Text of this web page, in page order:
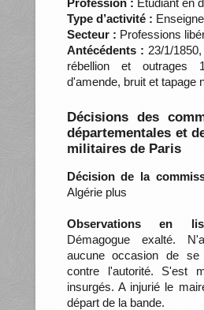
Type d’activité :
Secteur : Professions
Antécédents : 23/1/
rébellion et outrages
d'amende, bruit et tapage
Décisions des
départementales et
militaires de Paris
Décision de la
Algérie plus
Observations en
Démagogue exalté.
aucune occasion de
contre l'autorité. S'est
insurgés. A injurié le
départ de la bande.